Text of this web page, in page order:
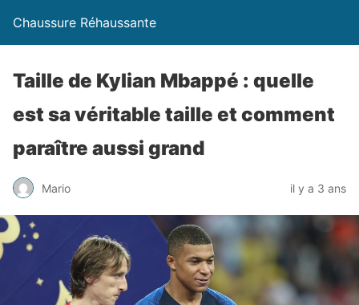
Chaussure Réhaussante
Taille de Kylian Mbappé : quelle
est sa véritable taille et comment
paraître aussi grand
Mario il y a 3 ans